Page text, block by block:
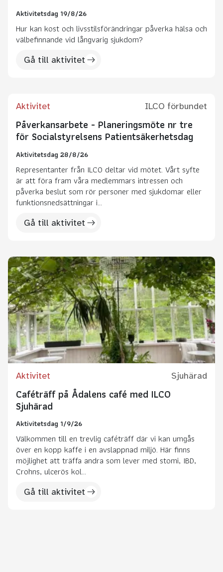
Aktivitetsdag 19/8/26
Hur kan kost och livsstilsförändringar påverka hälsa och
välbefinnande vid långvarig sjukdom?
Gå till aktivitet
Aktivitet ILCO förbundet
Påverkansarbete - Planeringsmöte nr tre
för Socialstyrelsens Patientsäkerhetsdag
Aktivitetsdag 28/8/26
Representanter från ILCO deltar vid mötet. Vårt syfte
är att föra fram våra medlemmars intressen och
påverka beslut som rör personer med sjukdomar eller
funktionsnedsättningar i...
Gå till aktivitet
Aktivitet Sjuhärad
Caféträff på Ådalens café med ILCO
Sjuhärad
Aktivitetsdag 1/9/26
Välkommen till en trevlig caféträff där vi kan umgås
över en kopp kaffe i en avslappnad miljö. Här finns
möjlighet att träffa andra som lever med stomi, IBD,
Crohns, ulcerös kol...
Gå till aktivitet